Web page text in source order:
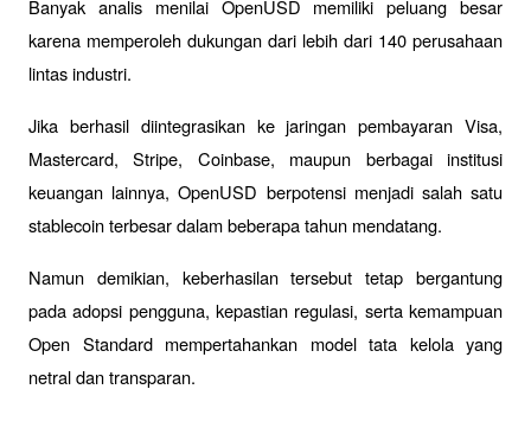
Banyak analis menilai OpenUSD memiliki peluang besar
karena memperoleh dukungan dari lebih dari 140 perusahaan
lintas industri.
Jika berhasil diintegrasikan ke jaringan pembayaran Visa,
Mastercard, Stripe, Coinbase, maupun berbagai institusi
keuangan lainnya, OpenUSD berpotensi menjadi salah satu
stablecoin terbesar dalam beberapa tahun mendatang.
Namun demikian, keberhasilan tersebut tetap bergantung
pada adopsi pengguna, kepastian regulasi, serta kemampuan
Open Standard mempertahankan model tata kelola yang
netral dan transparan.